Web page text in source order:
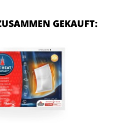
GEKAUFT: